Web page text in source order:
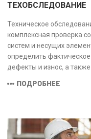
ТЕХОБСЛЕДОВАНИЕ
Техническое
комплексная проверка
систем и несущих
определить
дефекты и износ, а
ПОДРОБНЕЕ